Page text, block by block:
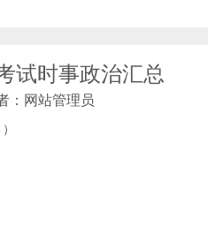
试时事政治汇总
：网站管理员